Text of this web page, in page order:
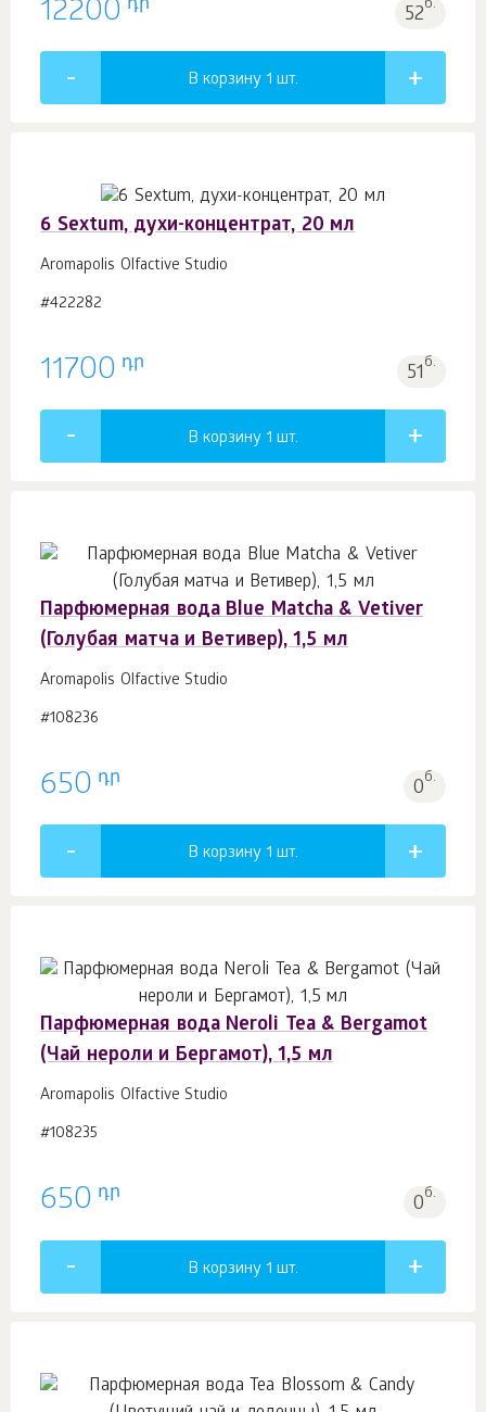
12200 դր 52б.
В корзину 1 шт.
6 Sextum, духи-концентрат, 20 мл
Aromapolis Olfactive Studio
#422282
11700 դր 51б.
В корзину 1 шт.
Парфюмерная вода Blue Matcha & Vetiver
(Голубая матча и Ветивер), 1,5 мл
Aromapolis Olfactive Studio
#108236
650 դր 0б.
В корзину 1 шт.
Парфюмерная вода Neroli Tea & Bergamot
(Чай нероли и Бергамот), 1,5 мл
Aromapolis Olfactive Studio
#108235
650 դր 0б.
В корзину 1 шт.